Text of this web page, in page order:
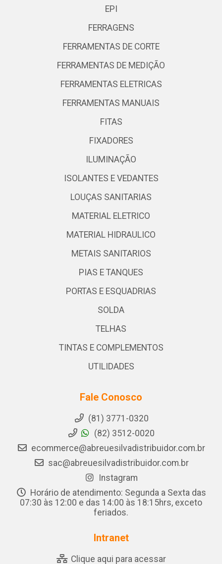
EPI
FERRAGENS
FERRAMENTAS DE CORTE
FERRAMENTAS DE MEDIÇÃO
FERRAMENTAS ELETRICAS
FERRAMENTAS MANUAIS
FITAS
FIXADORES
ILUMINAÇÃO
ISOLANTES E VEDANTES
LOUÇAS SANITARIAS
MATERIAL ELETRICO
MATERIAL HIDRAULICO
METAIS SANITARIOS
PIAS E TANQUES
PORTAS E ESQUADRIAS
SOLDA
TELHAS
TINTAS E COMPLEMENTOS
UTILIDADES
Fale Conosco
(81) 3771-0320
(82) 3512-0020
ecommerce@abreuesilvadistribuidor.com.br
sac@abreuesilvadistribuidor.com.br
Instagram
Horário de atendimento: Segunda a Sexta das
07:30 às 12:00 e das 14:00 às 18:15hrs, exceto
feriados.
Intranet
Clique aqui para acessar